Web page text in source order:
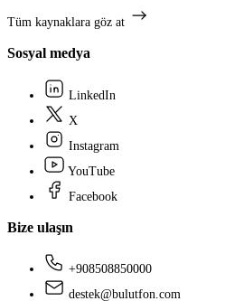
Tüm kaynaklara göz at
Sosyal medya
LinkedIn
X
Instagram
YouTube
Facebook
Bize ulaşın
+908508850000
destek@bulutfon.com